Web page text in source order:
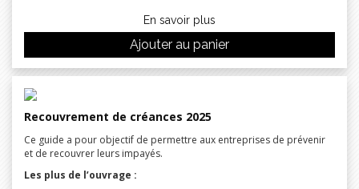
En savoir plus
Ajouter au panier
Recouvrement de créances 2025
Ce guide a pour objectif de permettre aux entreprises de prévenir
et de recouvrer leurs impayés.
Les plus de l’ouvrage :